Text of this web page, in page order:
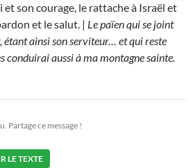
et son courage, le rattache à Israël et
et le salut. | Le païen qui se joint
étant ainsi son serviteur… et qui reste
conduirai aussi à ma montagne sainte.
Partage ce message !
LE TEXTE